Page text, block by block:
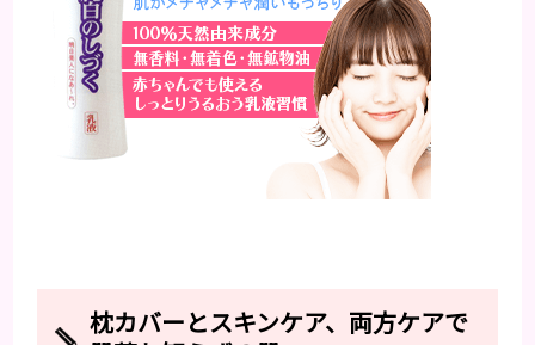
枕カバーとスキンケア、両方ケアで